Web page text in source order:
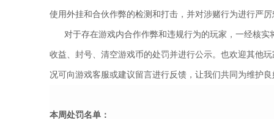
在线反馈
封禁公告
使用外挂和合伙作弊的检测和打击，并对涉赌行为进行严厉
对于存在游戏内合作作弊和违规行为的玩家，一经核实
收益、封号、清空游戏币的处罚并进行公示。也欢迎其他
况可向游戏客服或建议留言进行反馈，让我们共同为维护
本周处罚名单：